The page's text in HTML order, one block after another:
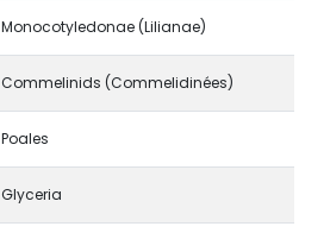
Monocotyledonae (Lilianae)
Commelinids (Commelidinées)
Poales
Glyceria